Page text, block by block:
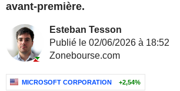
avant-première.
Esteban Tesson
Publié le 02/06/2026 à 18:52
Zonebourse.com
MICROSOFT CORPORATION +2,54%